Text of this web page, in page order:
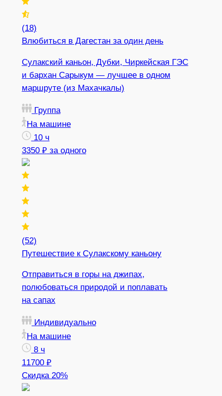
(18)
Влюбиться в Дагестан за один день
Сулакский каньон, Дубки, Чиркейская ГЭС
и бархан Сарыкум — лучшее в одном
маршруте (из Махачкалы)
Группа
На машине
10 ч
3350 ₽ за одного
(52)
Путешествие к Сулакскому каньону
Отправиться в горы на джипах,
полюбоваться природой и поплавать
на сапах
Индивидуально
На машине
8 ч
11700 ₽
Скидка 20%